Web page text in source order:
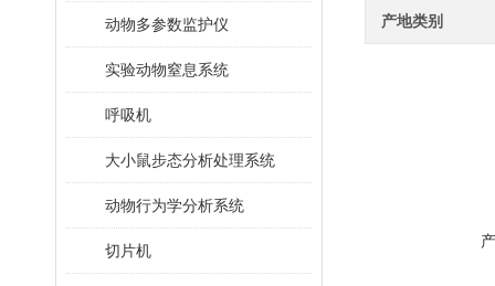
动物多参数监护仪
实验动物窒息系统
呼吸机
大小鼠步态分析处理系统
动物行为学分析系统
切片机
产地类别